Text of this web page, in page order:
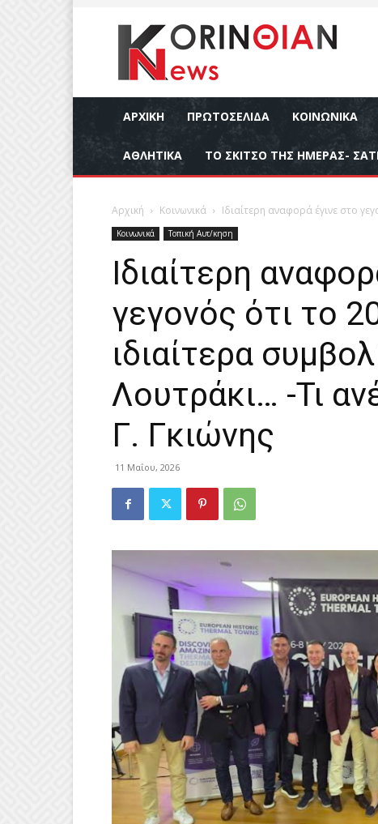
ΑΡΧΙΚΉ ΠΡΩΤΟΣΕΛΙΔΑ ΚΟΙΝΩΝΙΚΆ
ΑΘΛΗΤΙΚΆ ΤΟ ΣΚΙΤΣΟ ΤΗΣ ΗΜΕΡΑΣ-
Αρχική Κοινωνικά Ιδιαίτερη αναφορά έγινε στο
Κοινωνικά Τοπική Αυτ/κηση
Ιδιαίτερη
γεγονός ότι το
ιδιαίτερα
Λουτράκι… -Τι
Γ. Γκιώνης
11 Μαΐου, 2026